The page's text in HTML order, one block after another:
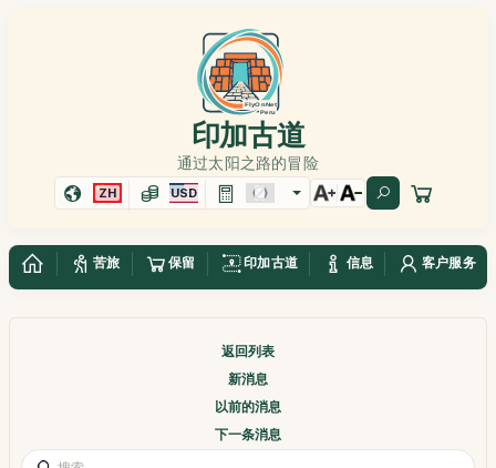
印加古道
通过太阳之路的冒险
ZH USD
苦旅 保留 印加古道 信息 客户服务
返回列表
新消息
以前的消息
下一条消息